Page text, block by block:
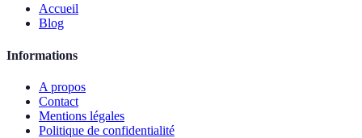
Accueil
Blog
Informations
A propos
Contact
Mentions légales
Politique de confidentialité